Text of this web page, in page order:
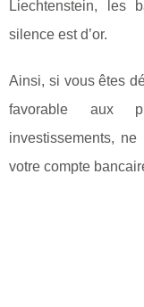
Liechtenstein, les
silence est d’or.
Ainsi, si vous êtes
favorable aux
investissements,
votre compte